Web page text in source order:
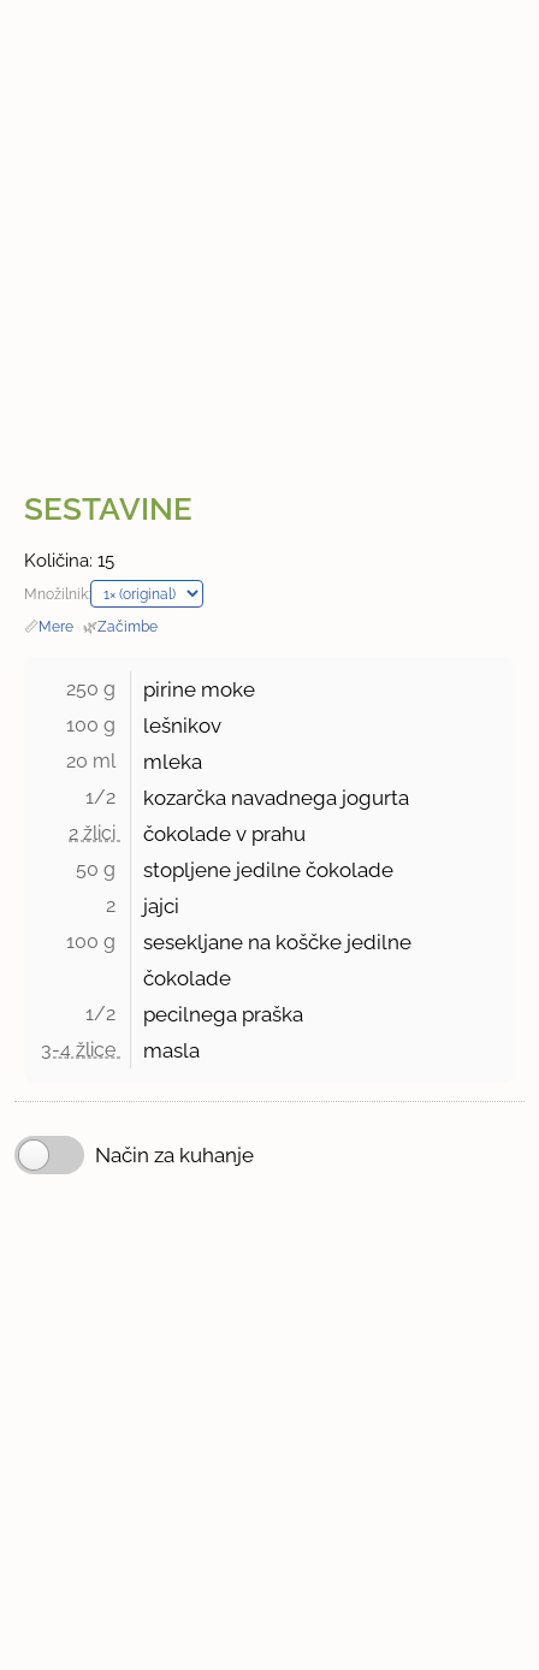
SESTAVINE
Količina: 15
Množilnik:
📏Mere · 🌿Začimbe
250 g pirine moke
100 g lešnikov
20 ml mleka
1/2 kozarčka navadnega jogurta
2 žlici čokolade v prahu
50 g stopljene jedilne čokolade
2 jajci
100 g
sesekljane na koščke jedilne
čokolade
1/2 pecilnega praška
3-4 žlice masla
Način za kuhanje